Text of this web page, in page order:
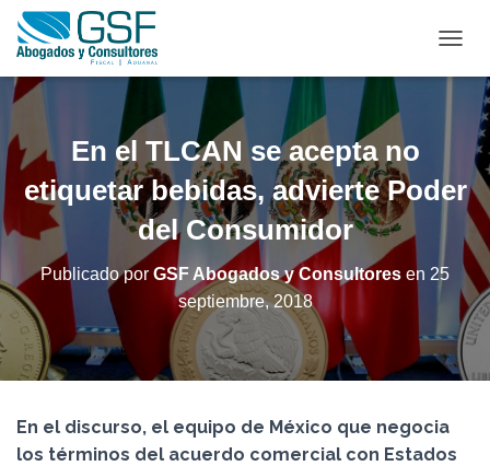
A
M
A
V
C
En el TLCAN se acepta no
etiquetar bebidas, advierte Poder
del Consumidor
Publicado por GSF Abogados y Consultores en 25
septiembre, 2018
En el discurso, el equipo de México que negocia
los términos del acuerdo comercial con Estados